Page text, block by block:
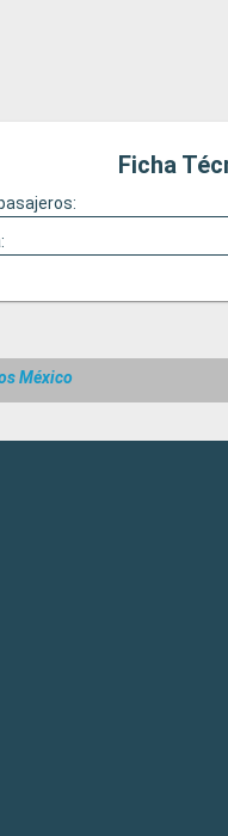
Ficha
México